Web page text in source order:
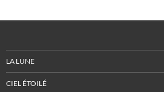
LA LUNE
CIEL ÉTOILÉ